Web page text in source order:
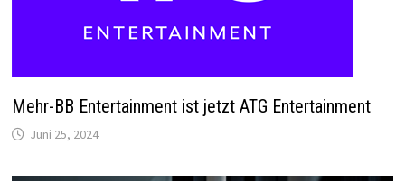
Mehr-BB Entertainment ist jetzt ATG Entertainment
Juni 25, 2024